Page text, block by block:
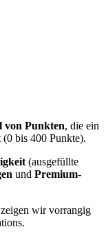
von Punkten, die ein
(0 bis 400 Punkte).
(ausgefüllte
und Premium-
zeigen wir vorrangig